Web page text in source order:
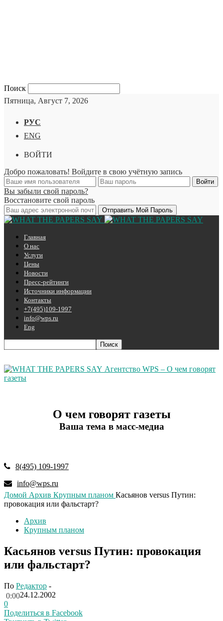
Поиск
Пятница, Август 7, 2026
РУС
ENG
ВОЙТИ
Добро пожаловать! Войдите в свою учётную запись
Вы забыли свой пароль?
Восстановите свой пароль
Главная
О нас
Услуги
Цены
Новости
Пресс-рейтинги
Источники информации
Контакты
+7(495)109-1997
info@wps.ru
Eng
Агентство WPS – О чем говорят
газеты
О чем говорят газеты
Ваша тема в масс-медиа
8(495) 109-1997
info@wps.ru
Домой Архив Крупным планом Касьянов versus Путин:
провокация или фальстарт?
Архив
Крупным планом
Касьянов versus Путин: провокация
или фальстарт?
По Редактор -
24.12.2002
0:00
0
Поделиться в Facebook